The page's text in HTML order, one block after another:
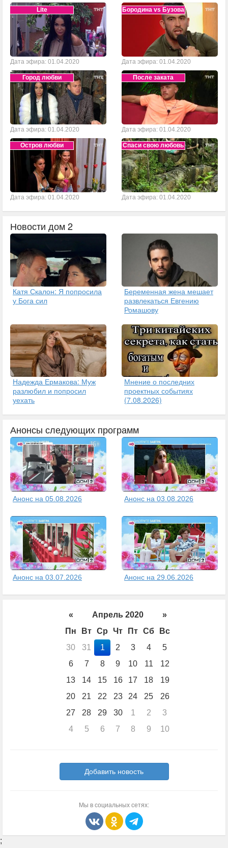
Lite
Дата эфира: 01.04.2020
Бородина vs Бузова
Дата эфира: 01.04.2020
Город любви
Дата эфира: 01.04.2020
После заката
Дата эфира: 01.04.2020
Остров любви
Дата эфира: 01.04.2020
Спаси свою любовь
Дата эфира: 01.04.2020
Новости дом 2
Катя Скалон: Я попросила
у Бога сил
Беременная жена мешает
развлекаться Евгению
Ромашову
Надежда Ермакова: Муж
разлюбил и попросил
уехать
Мнение о последних
проектных событиях
(7.08.2026)
Анонсы следующих программ
Анонс на 05.08.2026 Анонс на 03.08.2026
Анонс на 03.07.2026 Анонс на 29.06.2026
« Апрель 2020
»
Пн
Вт Ср Чт Пт Сб
Вс
30
31 1 2 3 4
5
6
7 8 9 10 11
12
13
14 15 16 17 18
19
20
21 22 23 24 25
26
27
28 29 30 1 2
3
4
5 6 7 8 9 10
Добавить новость
Мы в социальных сетях:
;